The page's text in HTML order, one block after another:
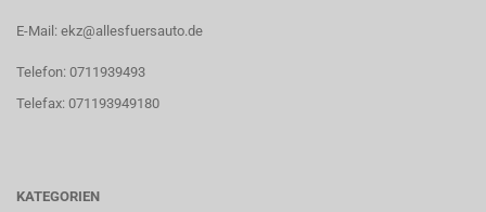
E-Mail: ekz@allesfuersauto.de
Telefon: 0711939493
Telefax: 071193949180
KATEGORIEN